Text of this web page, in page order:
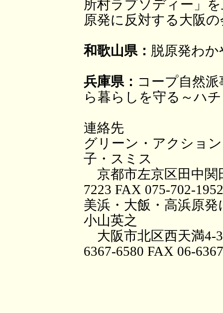
所村ラプソディー」
原発に反対する大阪の
和歌山県： 脱原発わか
兵庫県： コープ自然
ら暮らしを守る～ハ
連絡先
グリーン・アクショ
子・スミス
京都市左京区田中関
7223 FAX 075-702-1952
美浜・大飯・高浜原
小山英之
大阪市北区西天満
6367-6580 FAX 06-